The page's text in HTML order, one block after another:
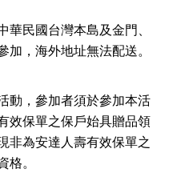
華民國台灣本島及金門、
加，海外地址無法配送。
動，參加者須於參加本活
效保單之保戶始具贈品領
非為安達人壽有效保單之
格。